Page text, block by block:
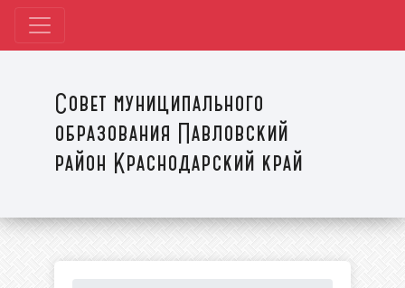
Совет муниципального
образования Павловский
район Краснодарский край